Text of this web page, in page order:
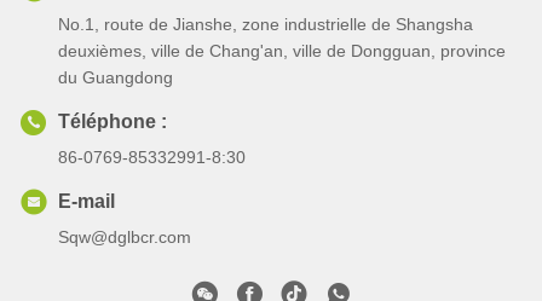
No.1, route de Jianshe, zone industrielle de Shangsha
deuxièmes, ville de Chang'an, ville de Dongguan, province
du Guangdong
Téléphone :
86-0769-85332991-8:30
E-mail
Sqw@dglbcr.com